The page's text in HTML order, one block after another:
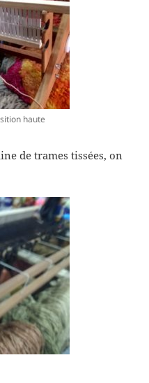
haute
de trames tissées, on